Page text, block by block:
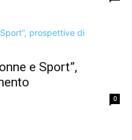
e Sport”,
0